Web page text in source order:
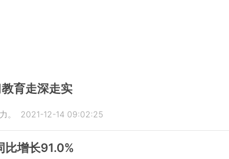
育走深走实
。 2021-12-14 09:02:25
比增长91.0%